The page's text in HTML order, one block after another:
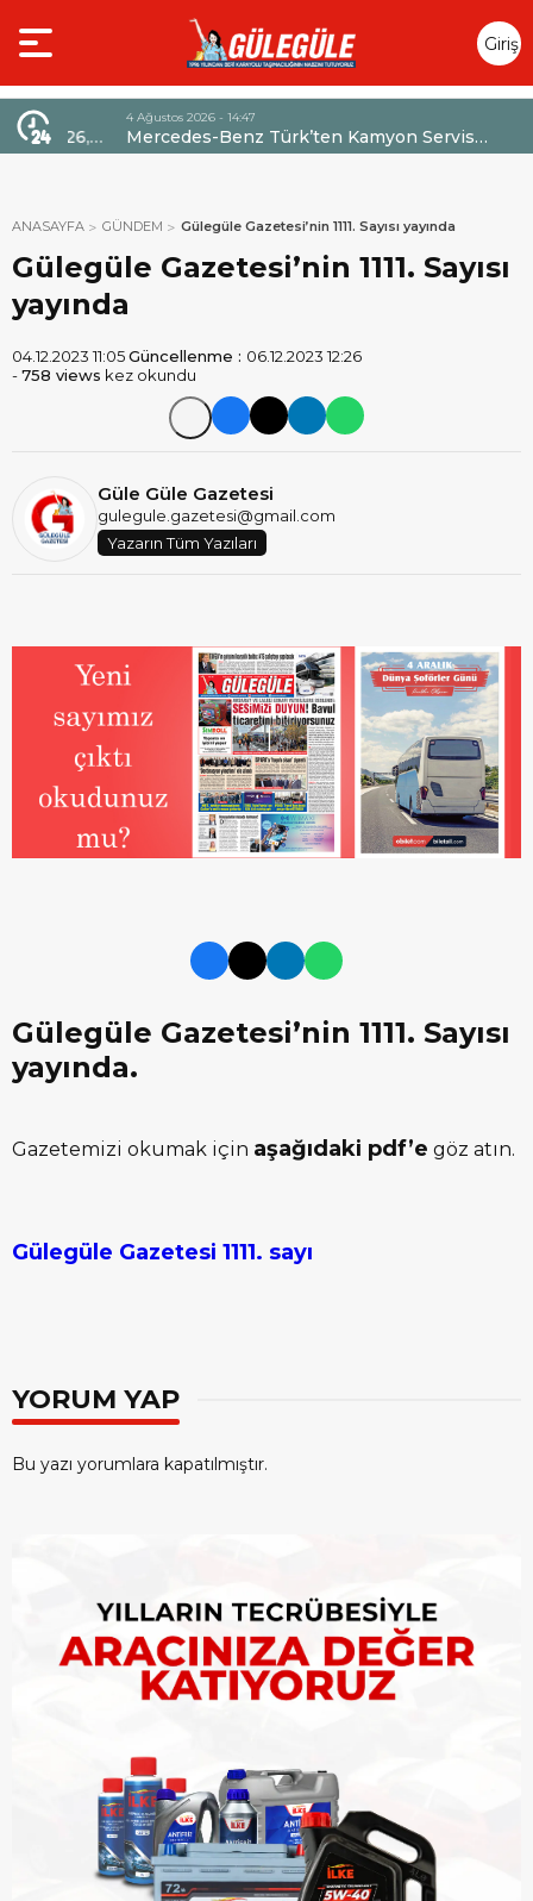
Giriş
Yap
4 Ağustos 2026 - 14:47
Mercedes-Benz Türk’ten Kamyon Servis
Sözleşmelerinde 36 Aya Varan Taksit İmkânı
ANASAYFA GÜNDEM Gülegüle Gazetesi’nin 1111. Sayısı yayında
Gülegüle Gazetesi’nin 1111. Sayısı
yayında
04.12.2023 11:05Güncellenme : 06.12.2023 12:26
-758 views kez okundu
Güle Güle Gazetesi
gulegule.gazetesi@gmail.com
Yazarın Tüm Yazıları
Gülegüle Gazetesi’nin 1111. Sayısı
yayında.
Gazetemizi okumak için aşağıdaki pdf’e göz atın.
Gülegüle Gazetesi 1111. sayı
YORUM YAP
Bu yazı yorumlara kapatılmıştır.